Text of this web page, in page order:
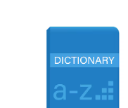
содержимому